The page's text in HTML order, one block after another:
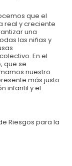
a la niñez
o comunícate al
que el
real y creciente
una
las niñas y
En el
que se
nuestro
más justo
infantil y el
Riesgos para la